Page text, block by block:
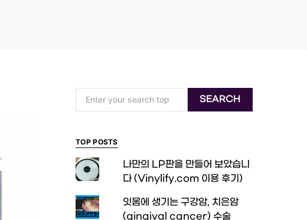
SEARCH
TOP POSTS
나만의 LP판을 만들어 보았습니
다 (Vinylify.com 이용 후기)
잇몸에 생기는 구강암, 치은암
(gingival cancer) 수술